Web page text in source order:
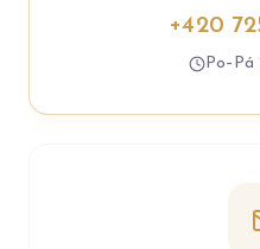
+420
Po–Pá